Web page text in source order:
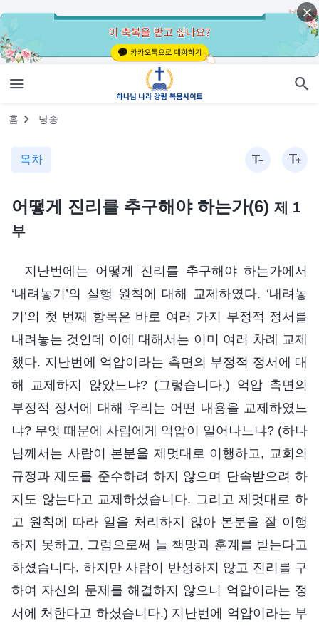
홈 낭송
목차
어떻게 진리를 추구해야 하는가(6) 제 1
부
지난번에는 어떻게 진리를 추구해야 하는가에서
‘내려놓기’의 실행 원칙에 대해 교제하였다. ‘내려놓
기’의 첫 번째 항목은 바로 여러 가지 부정적 정서를
내려놓는 것인데 이에 대해서는 이미 여러 차례 교제
했다. 지난번에 억압이라는 측면의 부정적 정서에 대
해 교제하지 않았느냐? (그렇습니다.) 억압 측면의
부정적 정서에 대해 우리는 어떤 내용을 교제하였느
냐? 무엇 때문에 사람에게 억압이 일어나느냐? (하나
님께서는 사람이 본분을 제멋대로 이행하고, 교회의
규정과 제도를 준수하려 하지 않으며 단속받으려 하
지도 않는다고 교제하셨습니다. 그리고 제멋대로 하
고 원칙에 따라 일을 처리하지 않아 본분을 잘 이행
하지 못하고, 그럼으로써 늘 책망과 훈계를 받는다고
하셨습니다. 하지만 사람이 반성하지 않고 진리를 구
하여 자신의 문제를 해결하지 않으니 억압이라는 정
서에 처한다고 하셨습니다.) 지난번에 억압이라는 부